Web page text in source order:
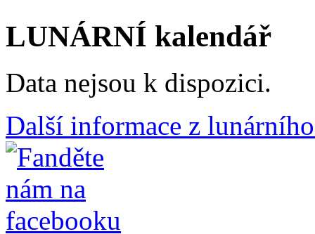
LUNÁRNÍ kalendář
Data nejsou k dispozici.
Další informace z